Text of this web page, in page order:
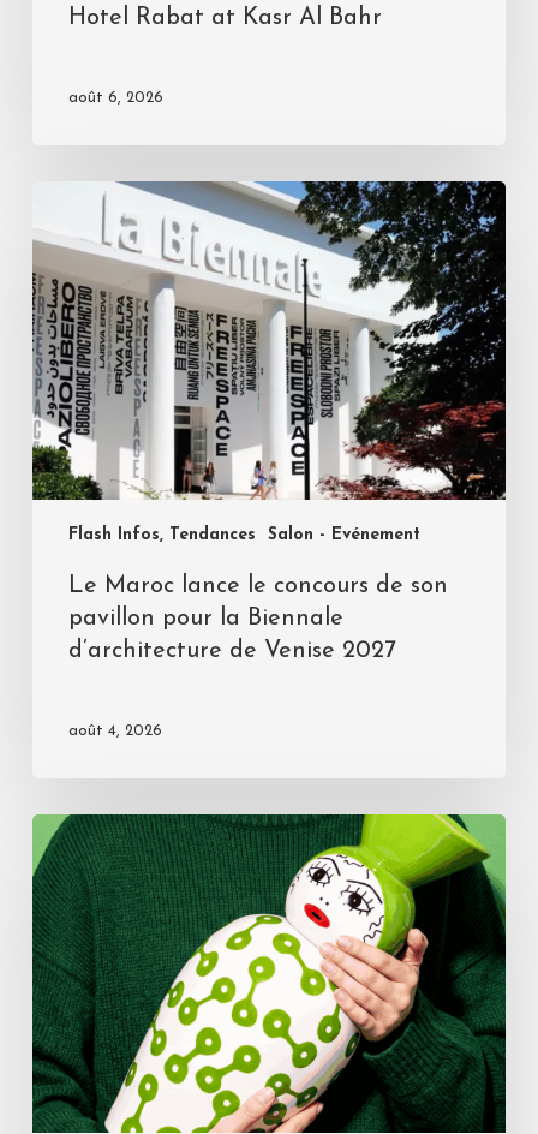
Hotel Rabat at Kasr Al Bahr
août 6, 2026
Flash Infos, Tendances Salon - Evénement
Le Maroc lance le concours de son
pavillon pour la Biennale
d’architecture de Venise 2027
août 4, 2026